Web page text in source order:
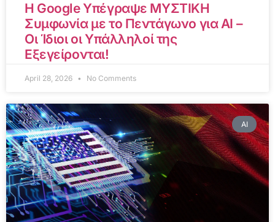
Η Google Υπέγραψε ΜΥΣΤΙΚΗ
Συμφωνία με το Πεντάγωνο για AI –
Οι Ίδιοι οι Υπάλληλοί της
Εξεγείρονται!
April 28, 2026 No Comments
AI